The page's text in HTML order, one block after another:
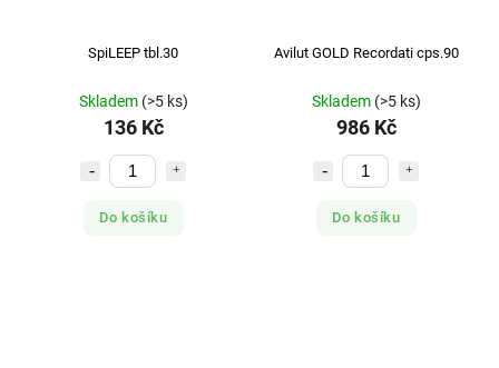
SpiLEEP tbl.30
Skladem (>5 ks)
136 Kč
Do košíku
Avilut GOLD Recordati cps.90
Skladem (>5 ks)
986 Kč
Do košíku